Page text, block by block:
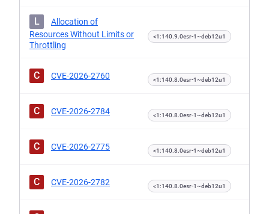
L
Allocation of
Resources Without Limits or
Throttling
<1:140.9.0esr-1~deb12u1
C CVE-2026-2760 <1:140.8.0esr-1~deb12u1
C CVE-2026-2784 <1:140.8.0esr-1~deb12u1
C CVE-2026-2775 <1:140.8.0esr-1~deb12u1
C CVE-2026-2782 <1:140.8.0esr-1~deb12u1